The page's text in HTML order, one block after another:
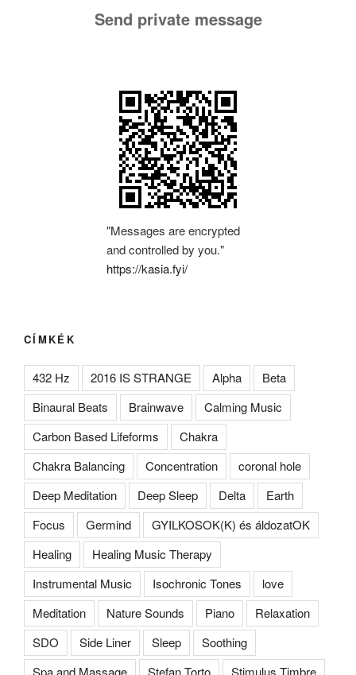
Send private message
"Messages are encrypted
and controlled by you."
https://kasia.fyi/
CÍMKÉK
432 Hz 2016 IS STRANGE Alpha
Beta
Binaural Beats
Brainwave
Calming Music
Carbon Based Lifeforms
Chakra
Chakra Balancing
Concentration
coronal hole
Deep Meditation
Deep Sleep Delta
Earth
Focus
Germind
GYILKOSOK(K) és áldozatOK
Healing
Healing Music Therapy
Instrumental Music
Isochronic Tones
love
Meditation
Nature Sounds Piano
Relaxation
SDO
Side Liner Sleep
Soothing